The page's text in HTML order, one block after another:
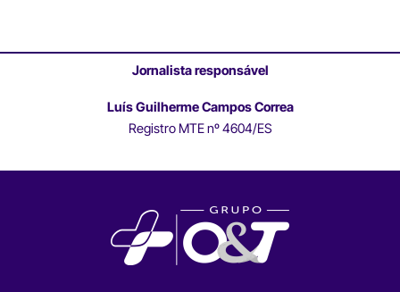
Jornalista responsável
Luís Guilherme Campos Correa
Registro MTE nº 4604/ES